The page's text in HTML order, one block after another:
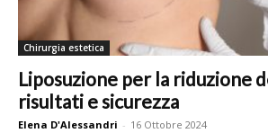
Chirurgia estetica
Liposuzione per la riduzione
risultati e sicurezza
Elena D'Alessandri - 16 Ottobre 2024